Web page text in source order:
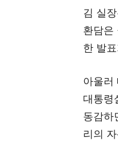
김 실
환담은
한 발
아울러
대통령
동감하
리의